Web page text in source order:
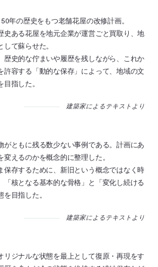
年の歴史をもつ老舗花屋の改修計画。
史ある花屋を地元企業が運営ごと買取り、地
て蘇らせた。
歴史的な佇まいや履歴を残しながら、これか
許容する「動的な保存」によって、地域の文
指した。
建築家によるテキストより
がともに残る数少ない事例である。計画にあ
えるのかを概念的に整理した。
保存するために、新旧という概念ではなく時
「核となる基本的な骨格」と「変化し続ける
目指した。
建築家によるテキストより
リジナルな状態を最上として復原・再現をす